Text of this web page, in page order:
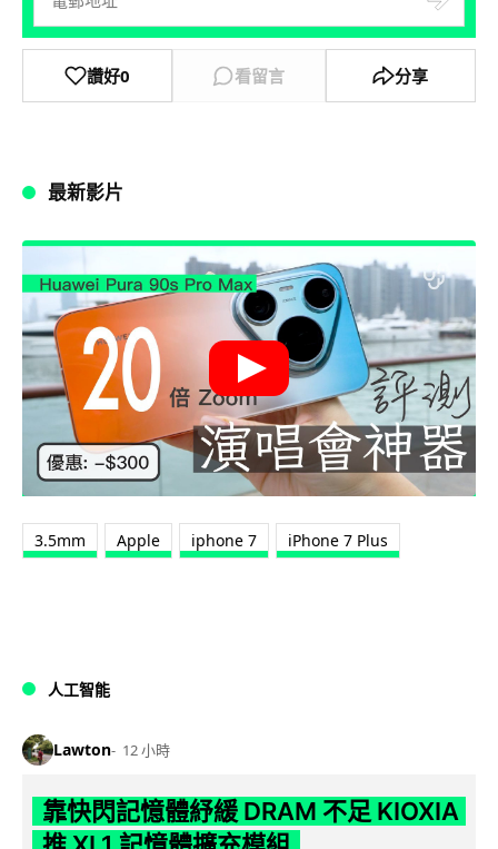
讚好0 看留言 分享
最新影片
3.5mm Apple iphone 7 iPhone 7 Plus
人工智能
Lawton 12 小時
靠快閃記憶體紓緩 DRAM 不足 KIOXIA